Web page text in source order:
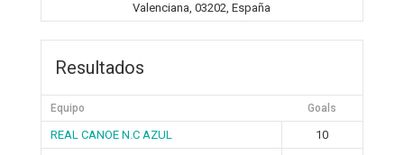
Valenciana, 03202, España
Resultados
Equipo Goals
REAL CANOE N.C AZUL
10